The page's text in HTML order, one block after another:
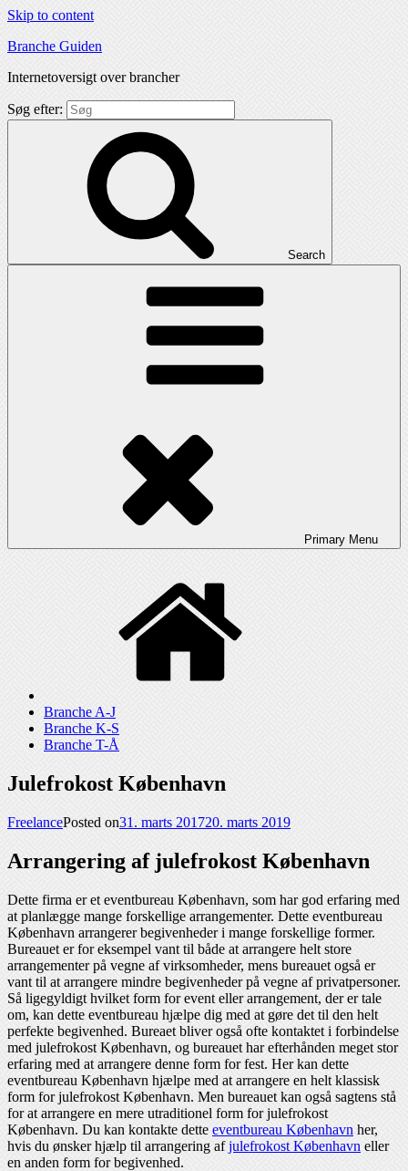
Skip to content
Branche Guiden
Internetoversigt over brancher
Søg efter:
Search
Primary Menu
Branche A-J
Branche K-S
Branche T-Å
Julefrokost København
FreelancePosted on31. marts 201720. marts 2019
Arrangering af julefrokost København
Dette firma er et eventbureau København, som har god erfaring med
at planlægge mange forskellige arrangementer. Dette eventbureau
København arrangerer begivenheder i mange forskellige former.
Bureauet er for eksempel vant til både at arrangere helt store
arrangementer på vegne af virksomheder, mens bureauet også er
vant til at arrangere mindre begivenheder på vegne af privatpersoner.
Så ligegyldigt hvilket form for event eller arrangement, der er tale
om, kan dette eventbureau hjælpe dig med at gøre det til den helt
perfekte begivenhed. Bureaet bliver også ofte kontaktet i forbindelse
med julefrokost København, og bureauet har efterhånden meget stor
erfaring med at arrangere denne form for fest. Her kan dette
eventbureau København hjælpe med at arrangere en helt klassisk
form for julefrokost København. Men bureauet kan også sagtens stå
for at arrangere en mere utraditionel form for julefrokost
København. Du kan kontakte dette eventbureau København her,
hvis du ønsker hjælp til arrangering afjulefrokost København eller
en anden form for begivenhed.